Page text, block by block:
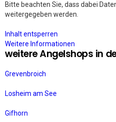
Bitte beachten Sie, dass dabei
weitergegeben werden.
Inhalt entsperren
Weitere Informationen
weitere Angelshops in
Grevenbroich
Losheim am See
Gifhorn